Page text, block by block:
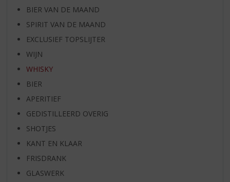
BIER VAN DE MAAND
SPIRIT VAN DE MAAND
EXCLUSIEF TOPSLIJTER
WIJN
WHISKY
BIER
APERITIEF
GEDISTILLEERD OVERIG
SHOTJES
KANT EN KLAAR
FRISDRANK
GLASWERK